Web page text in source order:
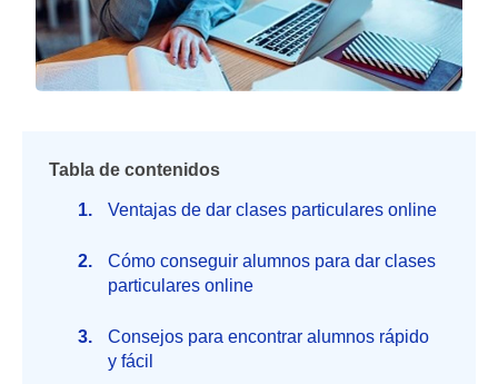
Tabla de contenidos
Ventajas de dar clases particulares online
Cómo conseguir alumnos para dar clases
particulares online
Consejos para encontrar alumnos rápido
y fácil